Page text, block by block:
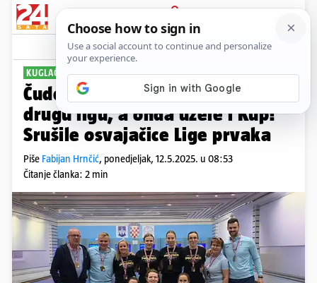
PRIJAVA
Sport Komentari
KUGLAČICE FROZYJA
Čudesne Zabočanke: Osvojile su
drugu ligu, a onda uzele i Kup!
Srušile osvajačice Lige prvaka
Piše Fabijan Hrnčić, ponedjeljak, 12.5.2025. u 08:53
Čitanje članka: 2 min